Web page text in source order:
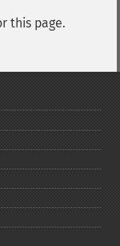
this page.